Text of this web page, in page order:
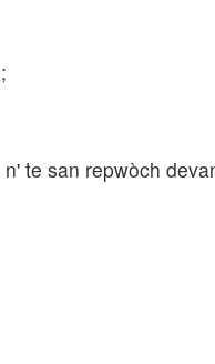
te san repwòch